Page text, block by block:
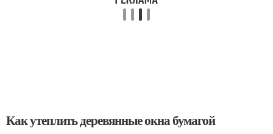
Как утеплить деревянные окна бумагой